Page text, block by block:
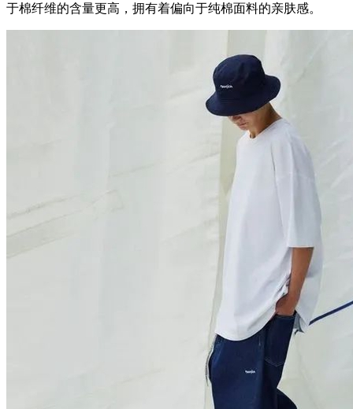
于棉纤维的含量更高，拥有着偏向于纯棉面料的亲肤感。